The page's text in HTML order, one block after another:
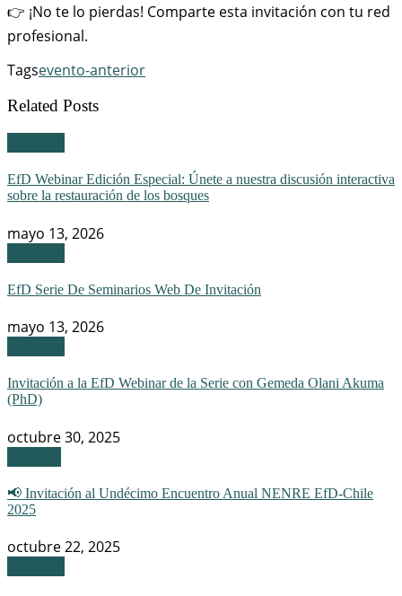
👉 ¡No te lo pierdas! Comparte esta invitación con tu red
profesional.
Tagsevento-anterior
Related Posts
EfD Webinar Edición Especial: Únete a nuestra discusión interactiva
sobre la restauración de los bosques
mayo 13, 2026
EfD Serie De Seminarios Web De Invitación
mayo 13, 2026
Invitación a la EfD Webinar de la Serie con Gemeda Olani Akuma
(PhD)
octubre 30, 2025
📢 Invitación al Undécimo Encuentro Anual NENRE EfD-Chile
2025
octubre 22, 2025